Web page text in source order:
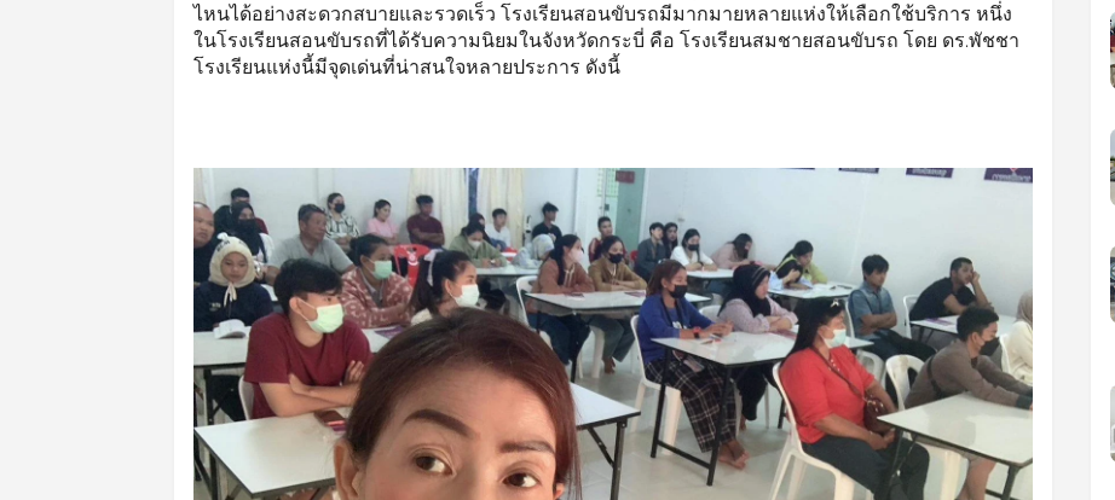
ไหนได้อย่างสะดวกสบายและรวดเร็ว โรงเรียนสอนขับรถมีมากมายหลายแห่งให้เลือกใช้บริการ หนึ่ง
ในโรงเรียนสอนขับรถที่ได้รับความนิยมในจังหวัดกระบี่ คือ โรงเรียนสมชายสอนขับรถ โดย ดร.พัชชา
โรงเรียนแห่งนี้มีจุดเด่นที่น่าสนใจหลายประการ ดังนี้